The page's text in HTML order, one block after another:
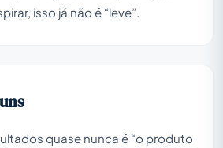
isso já não é “leve”.
quase nunca é “o produto